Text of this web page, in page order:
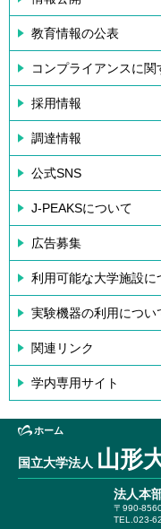
教育情報の公表
コンプライアンスに関
採用情報
調達情報
公式SNS
J-PEAKSについて
広告募集
利用可能な大学施設に
実験機器の利用につい
関連リンク
学内専用サイト
ホーム
国立大学法人 山形
法人本
〒990-
TEL.023-